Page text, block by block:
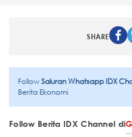
SHARE
FollowSaluran Whatsapp IDX
Berita Ekonomi
Follow Berita IDX Channel di